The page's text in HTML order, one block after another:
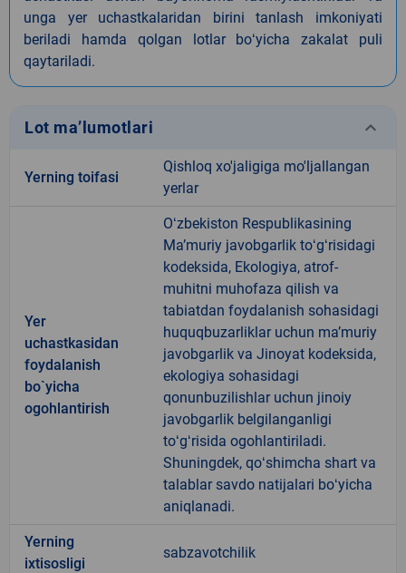
unga yer uchastkalaridan birini tanlash imkoniyati
beriladi hamda qolgan lotlar boʻyicha zakalat puli
qaytariladi.
Lot ma’lumotlari keyboard_arrow_down
Yerning toifasi
Qishloq xo'jaligiga mo'ljallangan
yerlar
Yer
uchastkasidan
foydalanish
bo`yicha
ogohlantirish
Oʻzbekiston Respublikasining
Maʼmuriy javobgarlik toʻgʻrisidagi
kodeksida, Ekologiya, atrof-
muhitni muhofaza qilish va
tabiatdan foydalanish sohasidagi
huquqbuzarliklar uchun maʼmuriy
javobgarlik va Jinoyat kodeksida,
ekologiya sohasidagi
qonunbuzilishlar uchun jinoiy
javobgarlik belgilanganligi
toʻgʻrisida ogohlantiriladi.
Shuningdek, qoʻshimcha shart va
talablar savdo natijalari boʻyicha
aniqlanadi.
Yerning
ixtisosligi
sabzavotchilik